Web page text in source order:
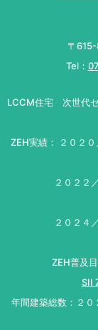
〒
Tel：
LCCM住宅 次世代
ZEH実績： ２０２
２０２２／新築
２０２４／新築
ZEH普及
SII
年間建築総数：２